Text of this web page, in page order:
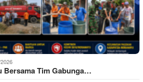
Bersama Tim Gabunga…